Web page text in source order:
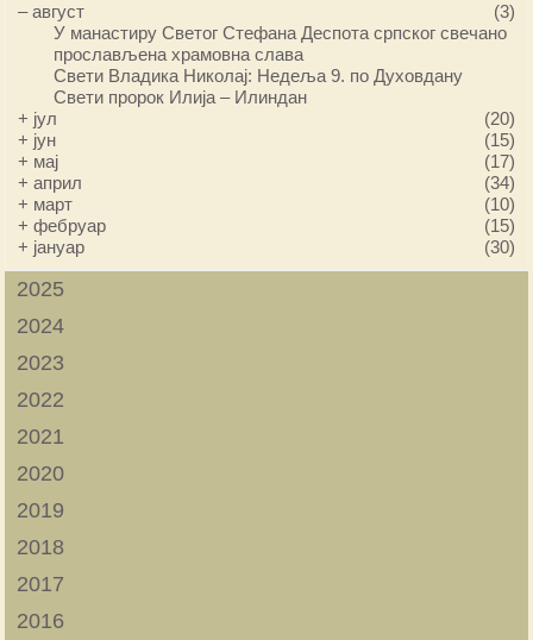
–август
(3)
У манастиру Светог Стефана Деспота српског свечано
прослављена храмовна слава
Свети Владика Николај: Недеља 9. по Духовдану
Свети пророк Илија – Илиндан
+ јул
(20)
+ јун
(15)
+ мај
(17)
+април
(34)
+ март
(10)
+фебруар
(15)
+ јануар (30)
2025
2024
2023
2022
2021
2020
2019
2018
2017
2016